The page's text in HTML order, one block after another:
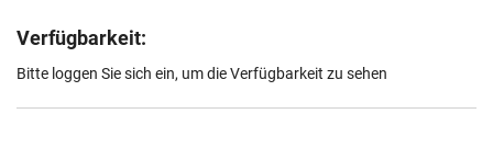
Verfügbarkeit:
Bitte loggen Sie sich ein, um die Verfügbarkeit zu sehen